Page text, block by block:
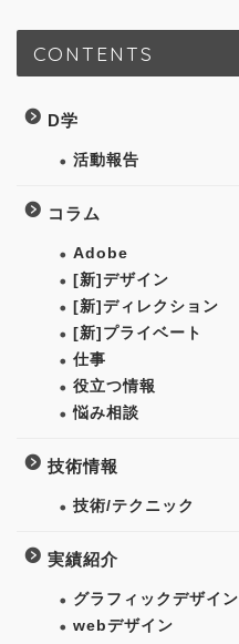
CONTENTS
D学
活動報告
コラム
Adobe
[新]デザイン
[新]ディレクション
[新]プライベート
仕事
役立つ情報
悩み相談
技術情報
技術/テクニック
実績紹介
グラフィックデザイン
webデザイン